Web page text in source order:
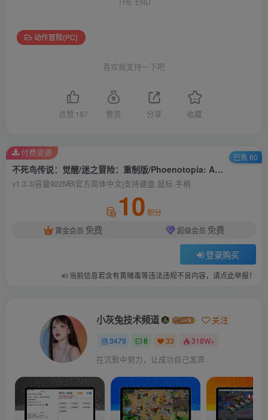
动作冒险(PC)
喜欢就支持一下吧
点赞 187 赞赏 分享 收藏
不死鸟传说：觉醒/迷之冒险：重制版/Phoenotopia: Awakening
v1.3.3|容量922MB|官方简体中文|支持键盘.鼠标.手柄
10 积分
黄金会员 免费 超级会员 免费
登录购买
当前信息若含有黄赌毒等违法违规不良内容，请点此举报！
付费资源 已售 60
小灰兔技术频道 关注
3479 8 33 318W+
在沉默中努力，让成功自己发声